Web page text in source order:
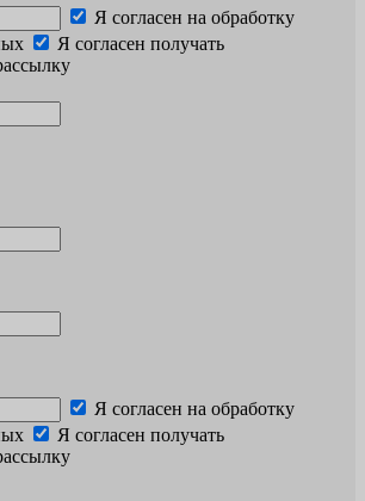
Я согласен на обработку
Я согласен получать
Я согласен на обработку
Я согласен получать